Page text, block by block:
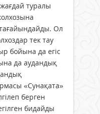
туралы
Ол
тек тау
бойына да егіс
да аудандық
«Сунақата»
берген
бидайды